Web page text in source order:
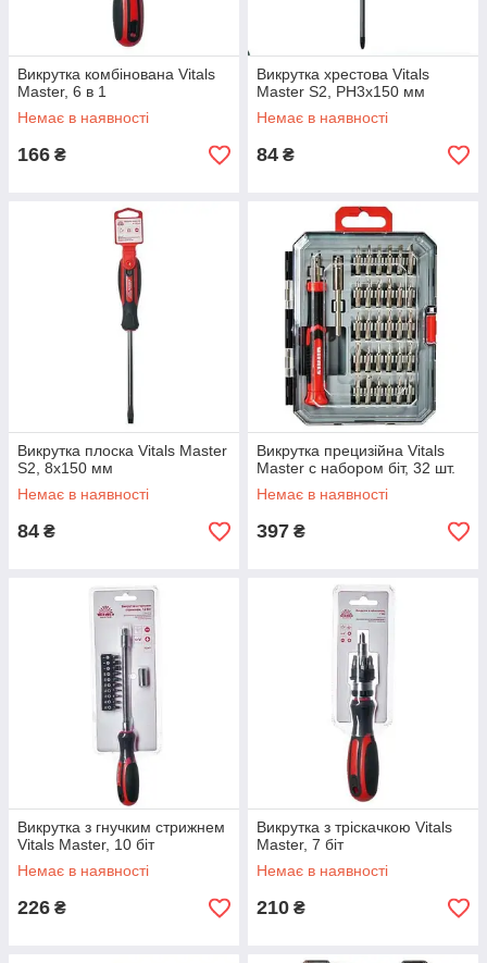
Викрутка комбінована Vitals
Master, 6 в 1
Немає в наявності
166 ₴
Викрутка хрестова Vitals
Master S2, PH3х150 мм
Немає в наявності
84 ₴
Викрутка плоска Vitals Master
S2, 8х150 мм
Немає в наявності
84 ₴
Викрутка прецизійна Vitals
Master с набором біт, 32 шт.
Немає в наявності
397 ₴
Викрутка з гнучким стрижнем
Vitals Master, 10 біт
Немає в наявності
226 ₴
Викрутка з тріскачкою Vitals
Master, 7 біт
Немає в наявності
210 ₴